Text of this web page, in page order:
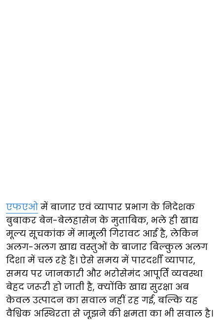
एफएओमें बाजार एवं व्यापार प्रभाग के निदेशक
बुबाकर बेन-बेलहासेन के मुताबिक, भले ही खाद्य
मूल्य सूचकांक में मामूली गिरावट आई है, लेकिन
अलग-अलग खाद्य वस्तुओं के बाजार बिल्कुल अलग
दिशा में चल रहे हैं। ऐसे समय में पारदर्शी व्यापार,
समय पर जानकारी और भरोसेमंद आपूर्ति व्यवस्था
बेहद जरूरी हो जाती है, क्योंकि खाद्य सुरक्षा अब
केवल उत्पादन का सवाल नहीं रह गई, बल्कि यह
वैश्विक अस्थिरता से जूझने की क्षमता का भी सवाल है।